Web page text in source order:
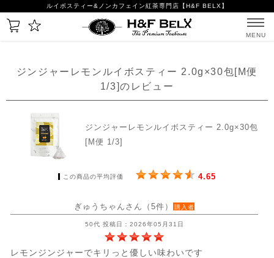
ルイボスティー&ノンカフェイン紅茶専門店【H&F BELX】
MENU
ジンジャーレモンルイボスティー 2.0g×30包[M便
1/3]のレビュー
ジンジャーレモンルイボスティー 2.0g×30包
[M便 1/3]
この商品の平均評価 4.65
ぎゅうちゃんさん（5件） 購入者
50代 投稿日：2026年05月31日
レモンジンジャーでキリっと優しい味わいです